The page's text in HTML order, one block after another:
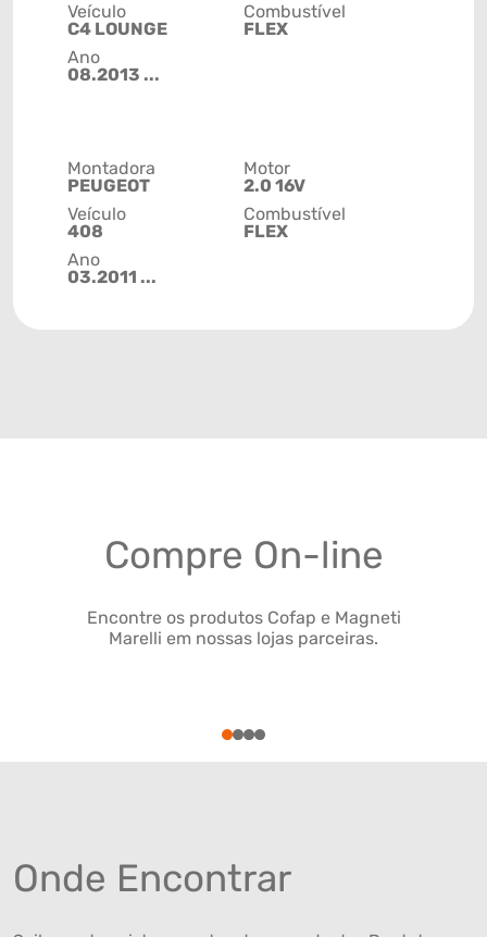
Veículo
C4 LOUNGE
Ano
08.2013 ...
Combustível
FLEX
Montadora
PEUGEOT
Veículo
408
Ano
03.2011 ...
Motor
2.0 16V
Combustível
FLEX
Compre On-line
Encontre os produtos Cofap e Magneti
Marelli em nossas lojas parceiras.
1234
Onde Encontrar